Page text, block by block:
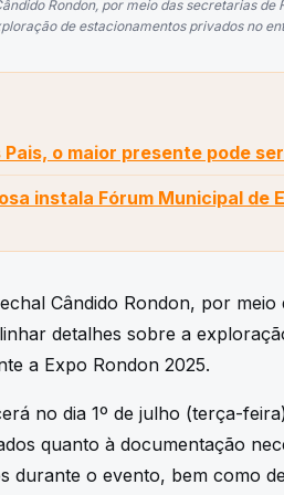
Rondon, por meio das secretarias
de estacionamentos privados no
Pais, o maior presente pode
instala Fórum Municipal
Cândido Rondon, por
detalhes sobre a
a Expo Rondon 2025.
no dia 1º de julho (terça-
quanto à documentação
durante o evento, bem como